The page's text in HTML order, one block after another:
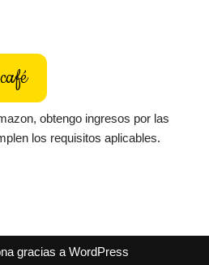
obtengo ingresos por las
los requisitos aplicables.
gracias aWordPress